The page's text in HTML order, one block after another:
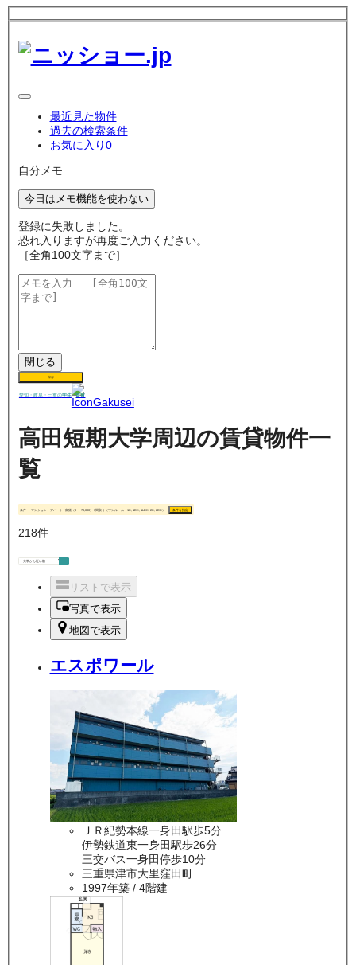
最近見た物件
過去の検索条件
お気に入り0
自分メモ
今日はメモ機能を使わない
登録に失敗しました。
恐れ入りますが再度ご入力ください。
［全角100文字まで］
閉じる
保存
愛知・岐阜・三重の学生 賃貸
高田短期大学周辺の賃貸物件一
覧
条件 マンション・アパート / 家賃（0 〜 70,000） / 間取り（ワンルーム・1K, 1DK, 1LDK, 2K, 2DK） 条件を指定
218件
リストで表示
写真で表示
地図で表示
エスポワール
ＪＲ紀勢本線一身田駅歩5分
伊勢鉄道東一身田駅歩26分
三交バス一身田停歩10分
三重県津市大里窪田町
1997年築/ 4階建